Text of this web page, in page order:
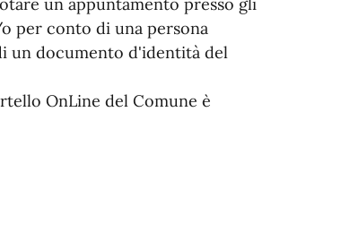
per conto di una persona
un documento d'identità del
OnLine del Comune è